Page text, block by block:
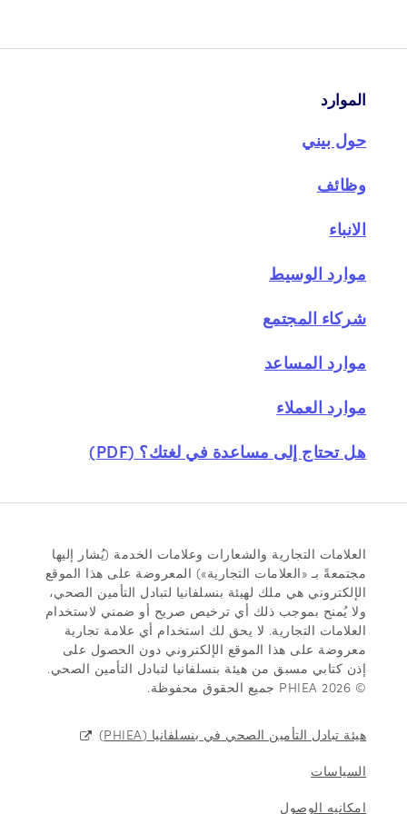
الموارد
حول بيني
وظائف
الانباء
موارد الوسيط
شركاء المجتمع
موارد المساعد
موارد العملاء
هل تحتاج إلى مساعدة في لغتك؟ (PDF)
العلامات التجارية والشعارات وعلامات الخدمة (يُشار إليها
مجتمعةً بـ «العلامات التجارية») المعروضة على هذا الموقع
الإلكتروني هي ملك لهيئة بنسلفانيا لتبادل التأمين الصحي،
ولا يُمنح بموجب ذلك أي ترخيص صريح أو ضمني لاستخدام
العلامات التجارية. لا يحق لك استخدام أي علامة تجارية
معروضة على هذا الموقع الإلكتروني دون الحصول على
إذن كتابي مسبق من هيئة بنسلفانيا لتبادل التأمين الصحي.
© 2026 PHIEA جميع الحقوق محفوظة.
هيئة تبادل التأمين الصحي في بنسلفانيا (PHIEA)
السياسات
امكانيه الوصول